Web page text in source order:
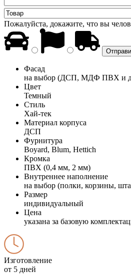
Пожалуйста, докажите, что вы
Фасад
на выбор (ДСП, МДФ ПВХ и
Цвет
Темный
Стиль
Хай-тек
Материал корпуса
ДСП
Фурнитура
Boyard, Blum, Hettich
Кромка
ПВХ (0,4 мм, 2 мм)
Внутреннее наполнение
на выбор (полки, корзины,
Размер
индивидуальный
Цена
указана за базовую
Изготовление
от 5 дней